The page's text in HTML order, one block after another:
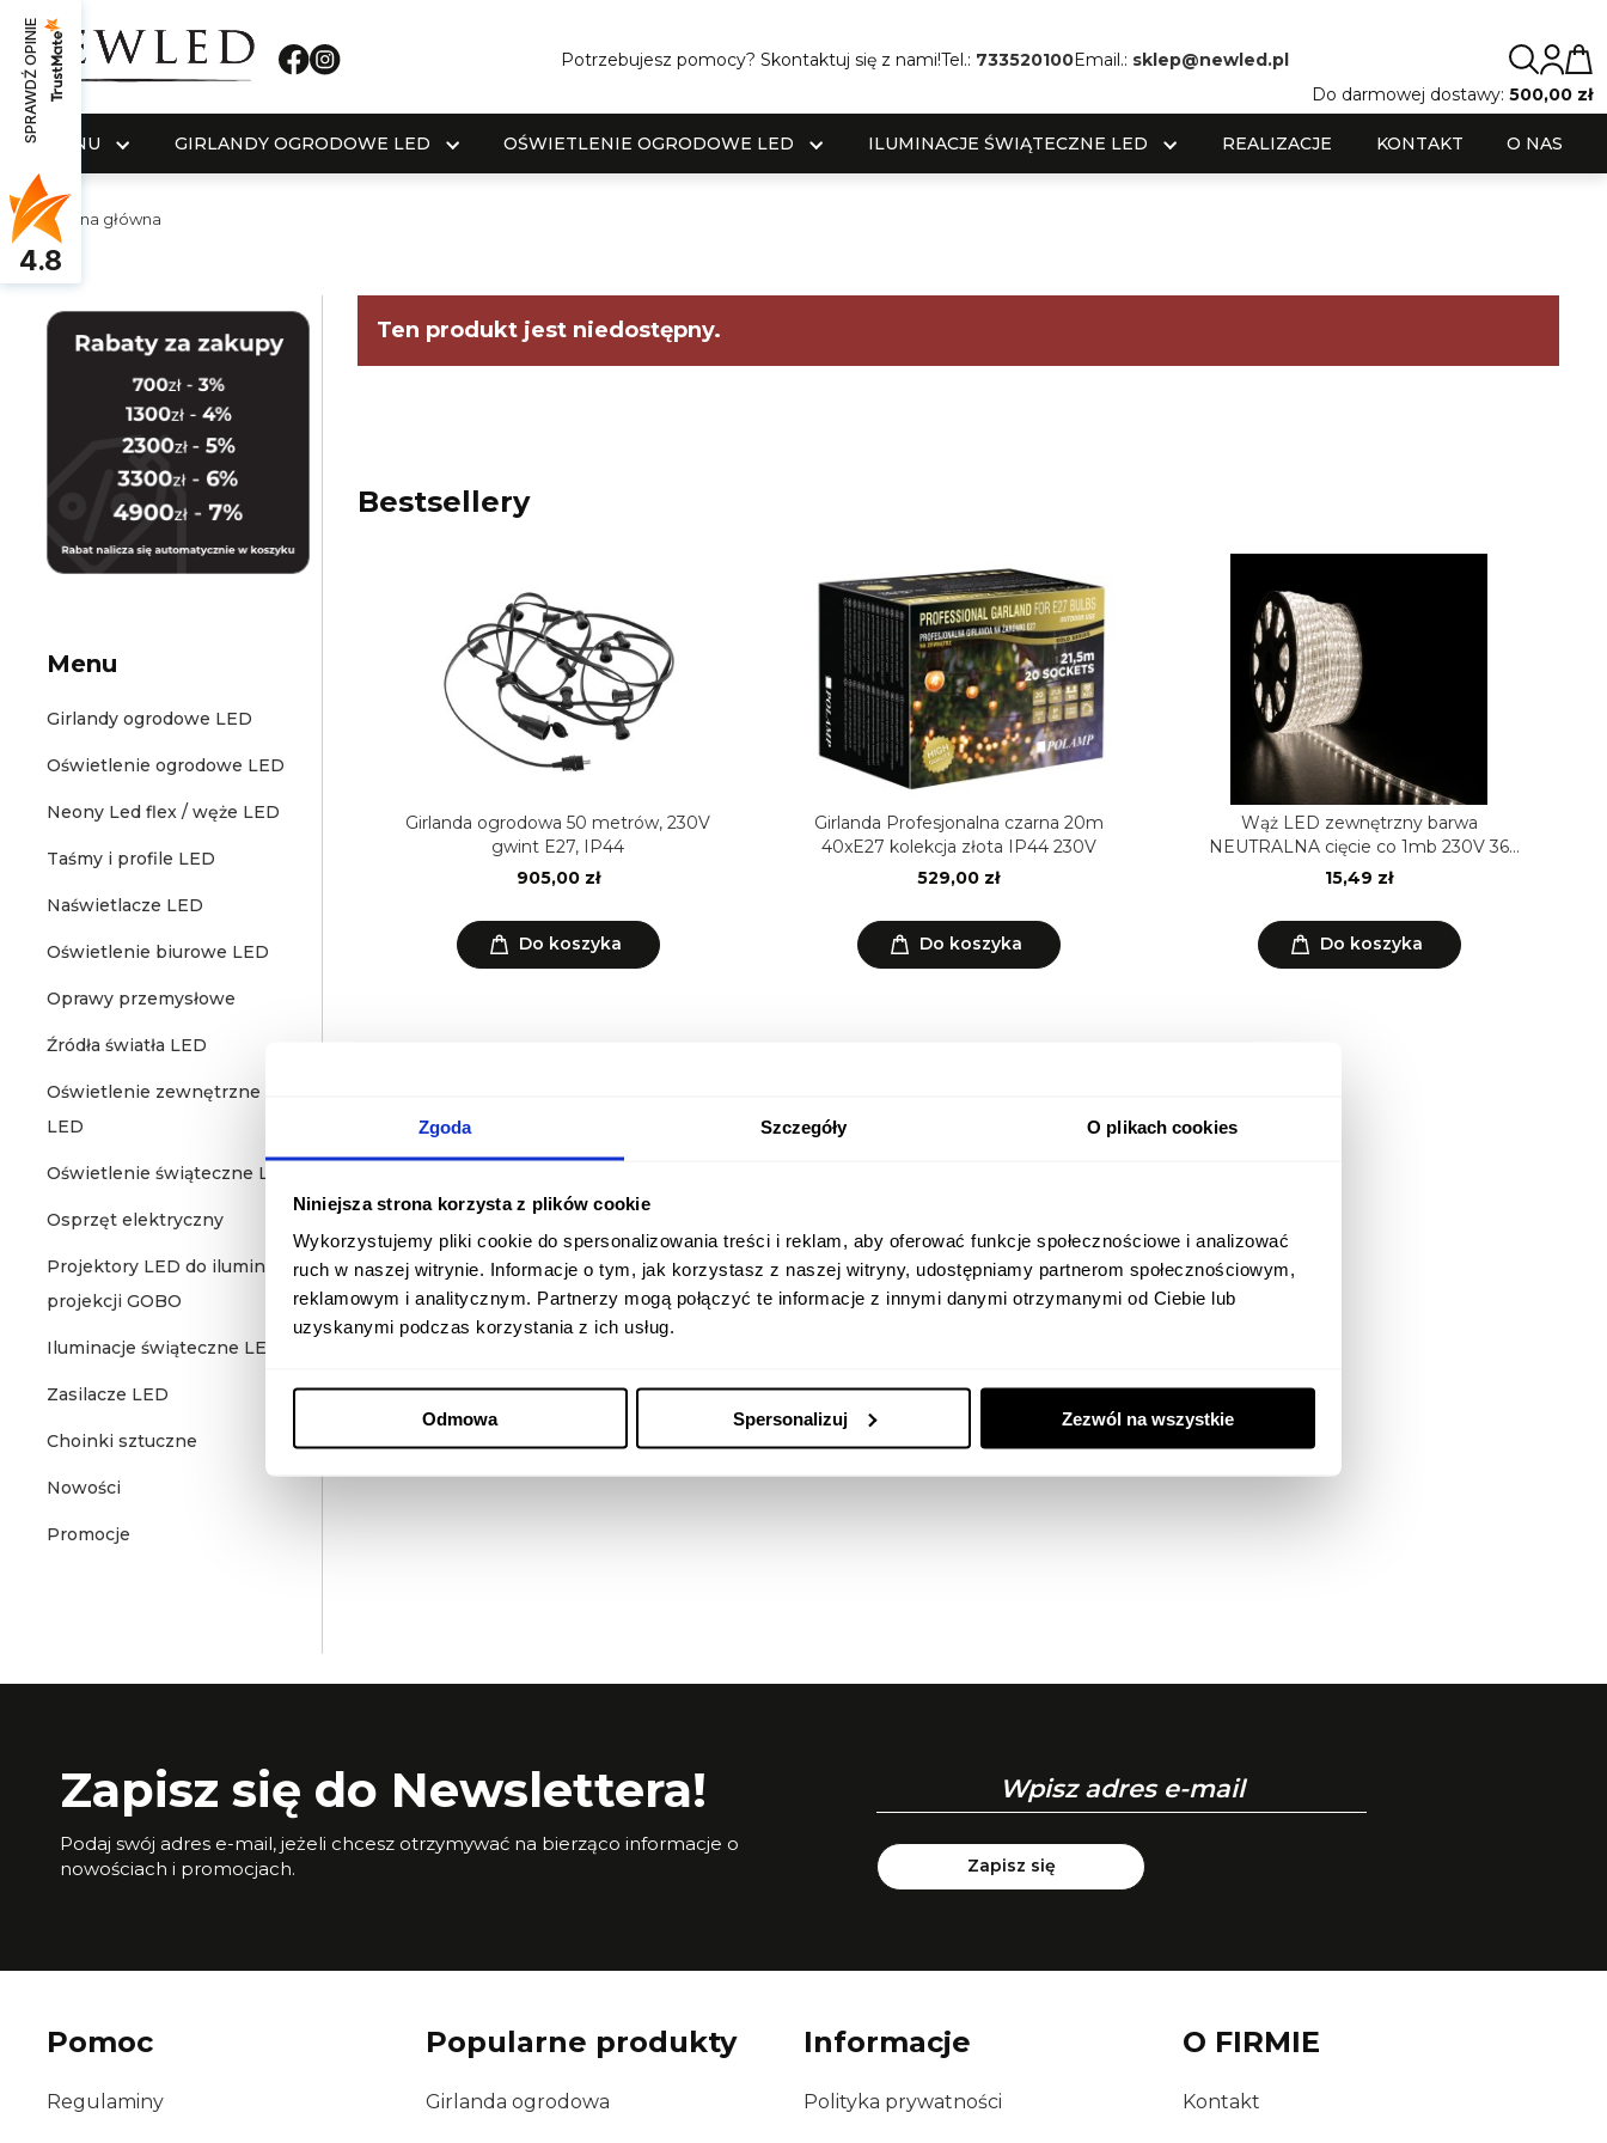
Zgoda Szczegóły O plikach cookies
Niniejsza strona korzysta z plików cookie
Wykorzystujemy pliki cookie do spersonalizowania treści i reklam, aby oferować funkcje społecznościowe i analizować
ruch w naszej witrynie. Informacje o tym, jak korzystasz z naszej witryny, udostępniamy partnerom społecznościowym,
reklamowym i analitycznym. Partnerzy mogą połączyć te informacje z innymi danymi otrzymanymi od Ciebie lub
uzyskanymi podczas korzystania z ich usług.
Odmowa Spersonalizuj Zezwól na wszystkie
Potrzebujesz pomocy? Skontaktuj się z nami!Tel.: 733520100Email.: sklep@newled.pl
Do darmowej dostawy: 500,00 zł
MENU GIRLANDY OGRODOWE LED OŚWIETLENIE OGRODOWE LED ILUMINACJE ŚWIĄTECZNE LED REALIZACJE KONTAKT O NAS
Strona główna
Menu
Girlandy ogrodowe LED
Oświetlenie ogrodowe LED
Neony Led flex / węże LED
Taśmy i profile LED
Naświetlacze LED
Oświetlenie biurowe LED
Oprawy przemysłowe
Źródła światła LED
Oświetlenie zewnętrzne
LED
Oświetlenie świąteczne LED
Osprzęt elektryczny
Projektory LED do iluminacji i
projekcji GOBO
Iluminacje świąteczne LED
Zasilacze LED
Choinki sztuczne
Nowości
Promocje
Ten produkt jest niedostępny.
Bestsellery
Girlanda ogrodowa 50 metrów, 230V
gwint E27, IP44
905,00 zł
Do koszyka
Girlanda Profesjonalna czarna 20m
40xE27 kolekcja złota IP44 230V
529,00 zł
Do koszyka
Wąż LED zewnętrzny barwa
NEUTRALNA cięcie co 1mb 230V 36
diod/m horyzontalny
15,49 zł
Do koszyka
Zapisz się do Newslettera!
Podaj swój adres e-mail, jeżeli chcesz otrzymywać na bierząco informacje o
nowościach i promocjach.
Zapisz się
Pomoc
Regulaminy
Popularne produkty
Girlanda ogrodowa
Informacje
Polityka prywatności
O FIRMIE
Kontakt
SPRAWDŹ OPINIE
4.8